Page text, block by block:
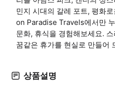
민지 시대의 갈레 포트, 평화
on Paradise Travels에서만
문화, 휴식을 경험해보세요.
꿈같은 휴가를 현실로 만들어
상품설명